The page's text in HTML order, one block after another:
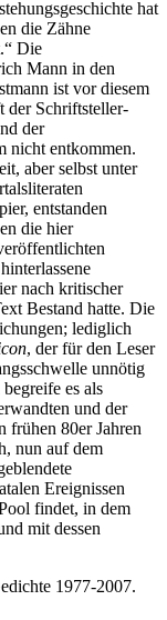
hat
die Zähne
Die
Mann in den
ist vor diesem
der Schriftsteller-
der
nicht entkommen.
aber selbst unter
entstanden
die hier
nach kritischer
Bestand hatte. Die
lediglich
, der für den Leser
unnötig
es als
und der
frühen 80er Jahren
nun auf dem
Ereignissen
findet, in dem
mit dessen
1977-2007.